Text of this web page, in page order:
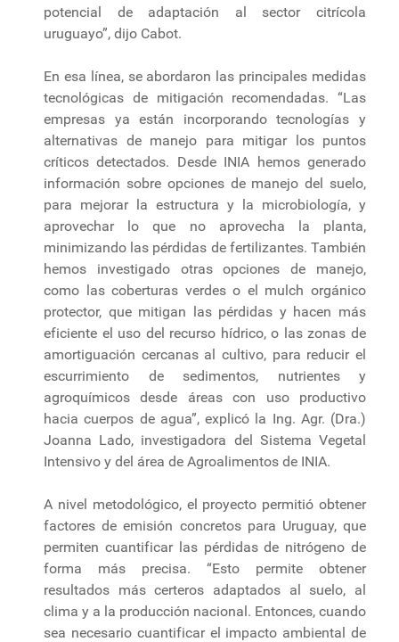
potencial de adaptación al sector citrícola
uruguayo”, dijo Cabot.
En esa línea, se abordaron las principales medidas
tecnológicas de mitigación recomendadas. “Las
empresas ya están incorporando tecnologías y
alternativas de manejo para mitigar los puntos
críticos detectados. Desde INIA hemos generado
información sobre opciones de manejo del suelo,
para mejorar la estructura y la microbiología, y
aprovechar lo que no aprovecha la planta,
minimizando las pérdidas de fertilizantes. También
hemos investigado otras opciones de manejo,
como las coberturas verdes o el mulch orgánico
protector, que mitigan las pérdidas y hacen más
eficiente el uso del recurso hídrico, o las zonas de
amortiguación cercanas al cultivo, para reducir el
escurrimiento de sedimentos, nutrientes y
agroquímicos desde áreas con uso productivo
hacia cuerpos de agua”, explicó la Ing. Agr. (Dra.)
Joanna Lado, investigadora del Sistema Vegetal
Intensivo y del área de Agroalimentos de INIA.
A nivel metodológico, el proyecto permitió obtener
factores de emisión concretos para Uruguay, que
permiten cuantificar las pérdidas de nitrógeno de
forma más precisa. “Esto permite obtener
resultados más certeros adaptados al suelo, al
clima y a la producción nacional. Entonces, cuando
sea necesario cuantificar el impacto ambiental de